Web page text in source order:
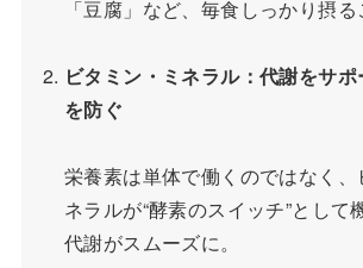
「豆腐」など、毎食しっかり摂る
ビタミン・ミネラル：代謝をサ
を防ぐ
栄養素は単体で働くのではなく、
ネラルが“酵素のスイッチ”として
代謝がスムーズに。